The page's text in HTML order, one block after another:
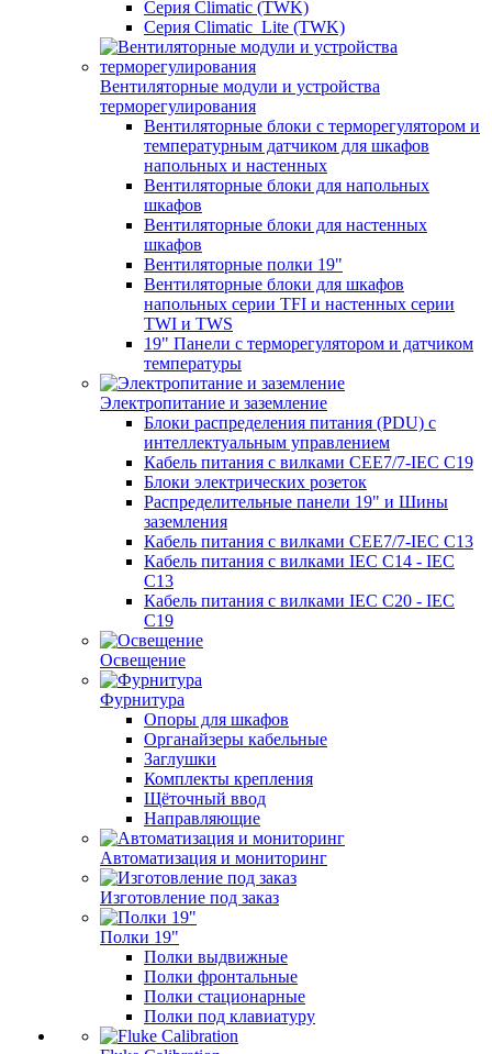
Серия Climatic (TWK)
Серия Climatic_Lite (TWK)
Вентиляторные модули и устройства
терморегулирования
Вентиляторные блоки с терморегулятором и
температурным датчиком для шкафов
напольных и настенных
Вентиляторные блоки для напольных
шкафов
Вентиляторные блоки для настенных
шкафов
Вентиляторные полки 19"
Вентиляторные блоки для шкафов
напольных серии TFI и настенных серии
TWI и TWS
19" Панели с терморегулятором и датчиком
температуры
Электропитание и заземление
Блоки распределения питания (PDU) с
интеллектуальным управлением
Кабель питания с вилками CEE7/7-IEC C19
Блоки электрических розеток
Распределительные панели 19" и Шины
заземления
Кабель питания с вилками CEE7/7-IEC C13
Кабель питания с вилками IEC C14 - IEC
C13
Кабель питания с вилками IEC C20 - IEC
C19
Освещение
Фурнитура
Опоры для шкафов
Органайзеры кабельные
Заглушки
Комплекты крепления
Щёточный ввод
Направляющие
Автоматизация и мониторинг
Изготовление под заказ
Полки 19"
Полки выдвижные
Полки фронтальные
Полки стационарные
Полки под клавиатуру